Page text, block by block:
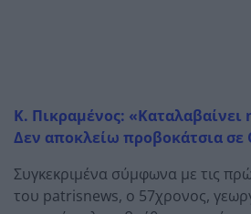
Κ. Πικραμένος: «Καταλαβαίνει
Δεν αποκλείω προβοκάτσια σε
Συγκεκριμένα σύμφωνα με τις
του patrisnews, ο 57χρονος,